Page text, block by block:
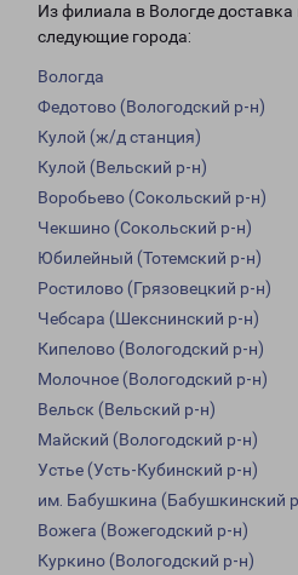
Из филиала в Вологде доставка
следующие города:
Вологда
Федотово (Вологодский р-н)
Кулой (ж/д станция)
Кулой (Вельский р-н)
Воробьево (Сокольский р-н)
Чекшино (Сокольский р-н)
Юбилейный (Тотемский р-н)
Ростилово (Грязовецкий р-н)
Чебсара (Шекснинский р-н)
Кипелово (Вологодский р-н)
Молочное (Вологодский р-н)
Вельск (Вельский р-н)
Майский (Вологодский р-н)
Устье (Усть-Кубинский р-н)
им. Бабушкина (Бабушкинский
Вожега (Вожегодский р-н)
Куркино (Вологодский р-н)